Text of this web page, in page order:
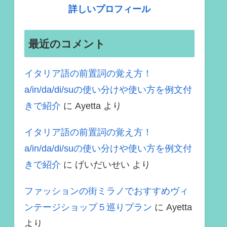
詳しいプロフィール
最近のコメント
イタリア語の前置詞の覚え方！
a/in/da/di/suの使い分けや使い方を例文付
きで紹介 に Ayetta より
イタリア語の前置詞の覚え方！
a/in/da/di/suの使い分けや使い方を例文付
きで紹介 に げいだいせい より
ファッションの街ミラノでおすすめヴィ
ンテージショップ５巡りプラン に Ayetta
より